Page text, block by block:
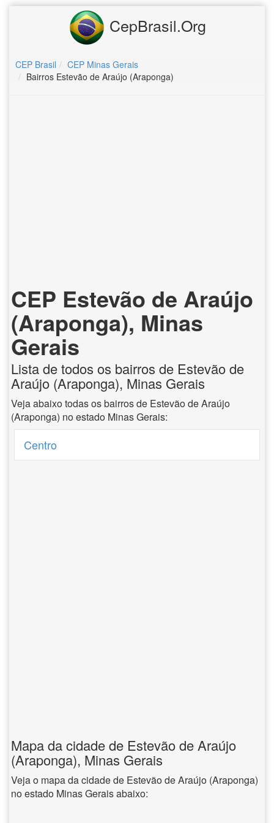
CepBrasil.Org
CEP Brasil
CEP Minas Gerais
Bairros Estevão de Araújo (Araponga)
CEP Estevão de Araújo
(Araponga), Minas
Gerais
Lista de todos os bairros de Estevão de
Araújo (Araponga), Minas Gerais
Veja abaixo todas os bairros de Estevão de Araújo
(Araponga) no estado Minas Gerais:
Centro
Mapa da cidade de Estevão de Araújo
(Araponga), Minas Gerais
Veja o mapa da cidade de Estevão de Araújo (Araponga)
no estado Minas Gerais abaixo: